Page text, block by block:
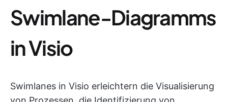
Swimlane-Diagramms
in Visio
Swimlanes in Visio erleichtern die Visualisierung